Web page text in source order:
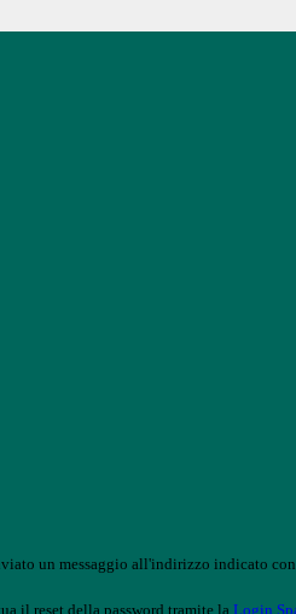
un messaggio all'indirizzo indicato
il reset della password tramite la Login